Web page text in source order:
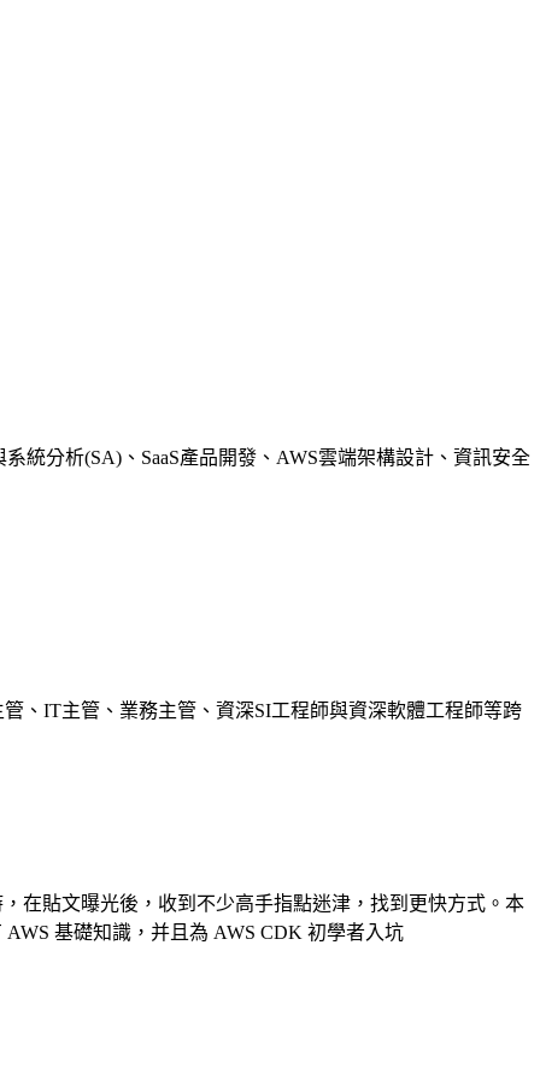
統分析(SA)、SaaS產品開發、AWS雲端架構設計、資訊安全
、IT主管、業務主管、資深SI工程師與資深軟體工程師等跨
在貼文曝光後，收到不少高手指點迷津，找到更快方式。本
AWS 基礎知識，并且為 AWS CDK 初學者入坑